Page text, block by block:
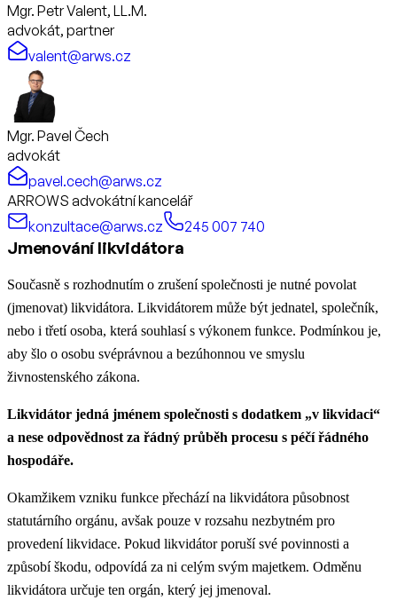
Mgr. Petr Valent, LL.M.
advokát, partner
valent@arws.cz
Mgr. Pavel Čech
advokát
pavel.cech@arws.cz
ARROWS advokátní kancelář
konzultace@arws.cz
245 007 740
Jmenování likvidátora
Současně s rozhodnutím o zrušení společnosti je nutné povolat
(jmenovat) likvidátora. Likvidátorem může být jednatel, společník,
nebo i třetí osoba, která souhlasí s výkonem funkce. Podmínkou je,
aby šlo o osobu svéprávnou a bezúhonnou ve smyslu
živnostenského zákona.
Likvidátor jedná jménem společnosti s dodatkem „v likvidaci“
a nese odpovědnost za řádný průběh procesu s péčí řádného
hospodáře.
Okamžikem vzniku funkce přechází na likvidátora působnost
statutárního orgánu, avšak pouze v rozsahu nezbytném pro
provedení likvidace. Pokud likvidátor poruší své povinnosti a
způsobí škodu, odpovídá za ni celým svým majetkem. Odměnu
likvidátora určuje ten orgán, který jej jmenoval.